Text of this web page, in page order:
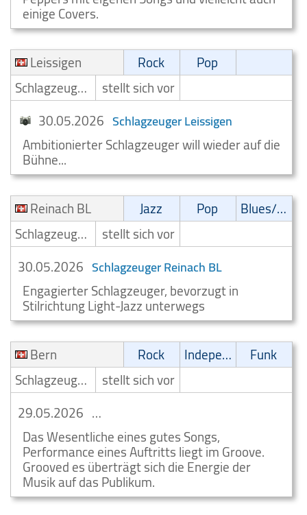
einige Covers.
Leissigen
Rock
Pop
Schlagzeuger/Drummer
stellt sich vor
30.05.2026 Schlagzeuger Leissigen
Ambitionierter Schlagzeuger will wieder auf die
Bühne...
Reinach BL
Jazz Pop
Blues/Swing
Schlagzeuger/Drummer
stellt sich vor
30.05.2026 Schlagzeuger Reinach BL
Engagierter Schlagzeuger, bevorzugt in
Stilrichtung Light-Jazz unterwegs
Bern
Rock Independent
Funk
Schlagzeuger/Drummer
stellt sich vor
29.05.2026
Kleinanzeige Rock Schlagzeuger Bern
Das Wesentliche eines gutes Songs,
Performance eines Auftritts liegt im Groove.
Grooved es überträgt sich die Energie der
Musik auf das Publikum.